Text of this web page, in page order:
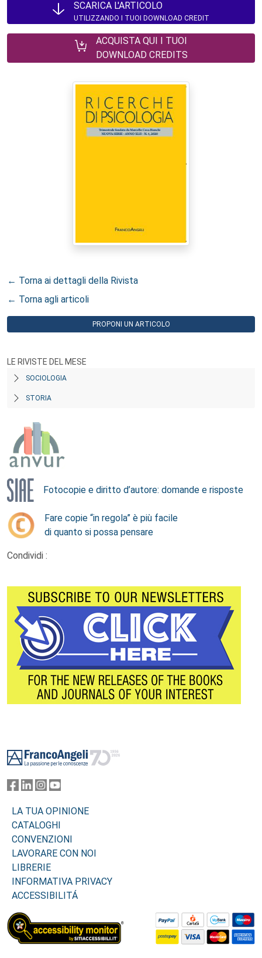
SCARICA L'ARTICOLO
UTILIZZANDO I TUOI DOWNLOAD CREDIT
ACQUISTA QUI I TUOI
DOWNLOAD CREDITS
← Torna ai dettagli della Rivista
← Torna agli articoli
PROPONI UN ARTICOLO
LE RIVISTE DEL MESE
SOCIOLOGIA
STORIA
Fotocopie e diritto d’autore: domande e risposte
Fare copie “in regola” è più facile
di quanto si possa pensare
Condividi :
LA TUA OPINIONE
CATALOGHI
CONVENZIONI
LAVORARE CON NOI
LIBRERIE
INFORMATIVA PRIVACY
ACCESSIBILITÁ